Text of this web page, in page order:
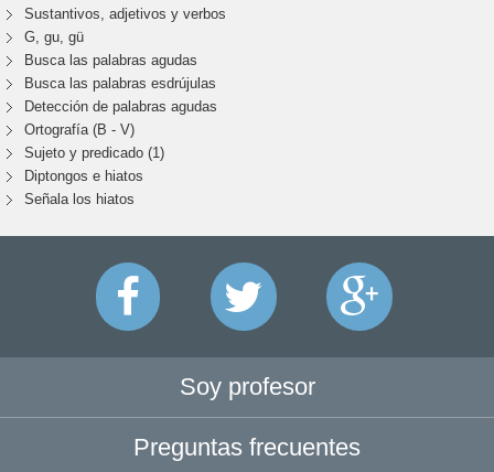
Sustantivos, adjetivos y verbos
G, gu, gü
Busca las palabras agudas
Busca las palabras esdrújulas
Detección de palabras agudas
Ortografía (B - V)
Sujeto y predicado (1)
Diptongos e hiatos
Señala los hiatos
Soy profesor
Preguntas frecuentes